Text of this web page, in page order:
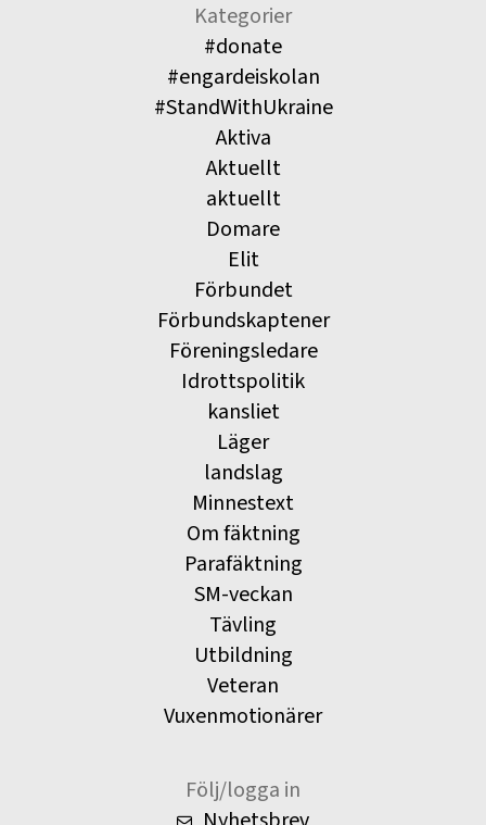
Kategorier
#donate
#engardeiskolan
#StandWithUkraine
Aktiva
Aktuellt
aktuellt
Domare
Elit
Förbundet
Förbundskaptener
Föreningsledare
Idrottspolitik
kansliet
Läger
landslag
Minnestext
Om fäktning
Parafäktning
SM-veckan
Tävling
Utbildning
Veteran
Vuxenmotionärer
Följ/logga in